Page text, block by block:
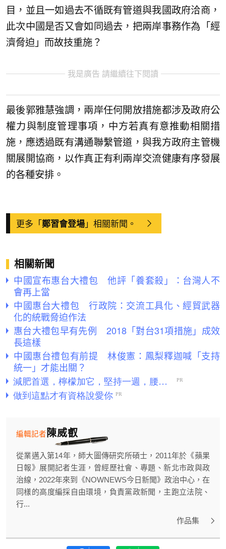
目，並且一如過去不循既有管道與我國政府洽商，
此次中國是否又會如同過去，把兩岸事務作為「經
濟脅迫」而故技重施？
我是廣告 請繼續往下閱讀
最後郭雅慧強調，兩岸任何開放措施都涉及政府公
權力與制度管理事項，中方若真有意推動相關措
施，應透過既有溝通聯繫管道，與我方政府主管機
關展開協商，以作真正有利兩岸交流健康有序發展
的各種安排。
更多「鄭習會登場」相關新聞。
相關新聞
中國宣布惠台大禮包 他評「養套殺」：台灣人不
會再上當
中國惠台大禮包 行政院：交流工具化、經貿武器
化的統戰脅迫作法
惠台大禮包早有先例 2018「對台31項措施」成效
長這樣
中國惠台禮包有前提 林俊憲：鳳梨釋迦喊「支持
統一」才能出關？
陳威叡
編輯記者
從業邁入第14年，師大圖傳研究所碩士，2011年於《蘋果
日報》展開記者生涯，曾經歷社會、專題、新北市政與政
治線，2022年來到《NOWNEWS今日新聞》政治中心，在
同樣的高度編採自由環境，負責黨政新聞，主跑立法院、
行...
作品集